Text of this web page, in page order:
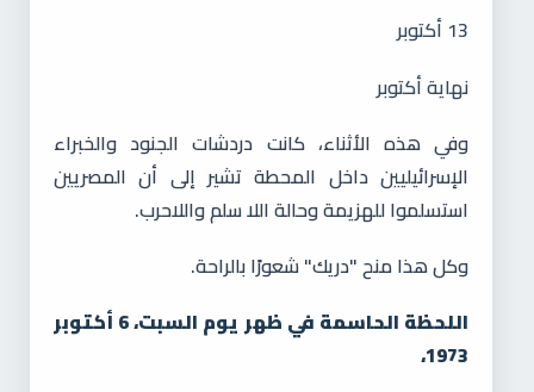
13 أكتوبر
نهاية أكتوبر
وفي هذه الأثناء، كانت دردشات الجنود والخبراء
الإسرائيليين داخل المحطة تشير إلى أن المصريين
استسلموا للهزيمة وحالة اللا سلم واللاحرب.
وكل هذا منح "دريك" شعورًا بالراحة.
اللحظة الحاسمة في ظهر يوم السبت، 6 أكتوبر
1973،